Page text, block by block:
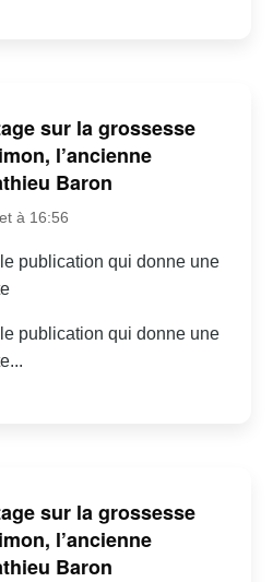
sur la grossesse
l’ancienne
Baron
à 16:56
publication qui donne une
publication qui donne une
sur la grossesse
l’ancienne
Baron